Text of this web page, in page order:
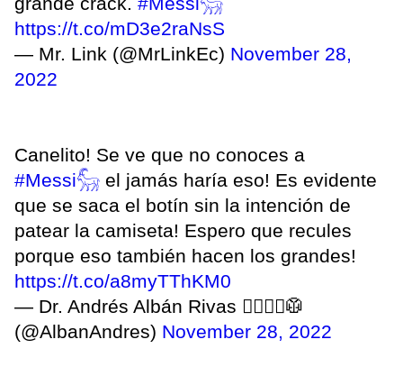
https://t.co/mD3e2raNsS
— Mr. Link (@MrLinkEc) November 28,
2022
Canelito! Se ve que no conoces a
#Messi𓃵 el jamás haría eso! Es evidente
que se saca el botín sin la intención de
patear la camiseta! Espero que recules
porque eso también hacen los grandes!
https://t.co/a8myTThKM0
— Dr. Andrés Albán Rivas 👨🏻‍⚕️⚕️🥼
(@AlbanAndres) November 28, 2022